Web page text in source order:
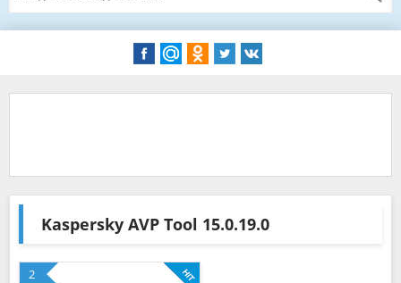
Kaspersky AVP Tool 15.0.19.0
2